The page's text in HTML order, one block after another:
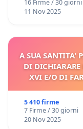
16 Firme / 30 giorni
11 Nov 2025
A SUA SANTITA'
DI DICHIARARE
XVI E/O DI
5 410 firme
7 Firme / 30 giorni
20 Nov 2025